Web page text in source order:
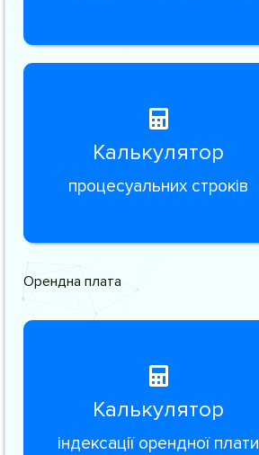
Калькулятор
процесуальних строків
Орендна плата
Калькулятор
індексації орендної плати